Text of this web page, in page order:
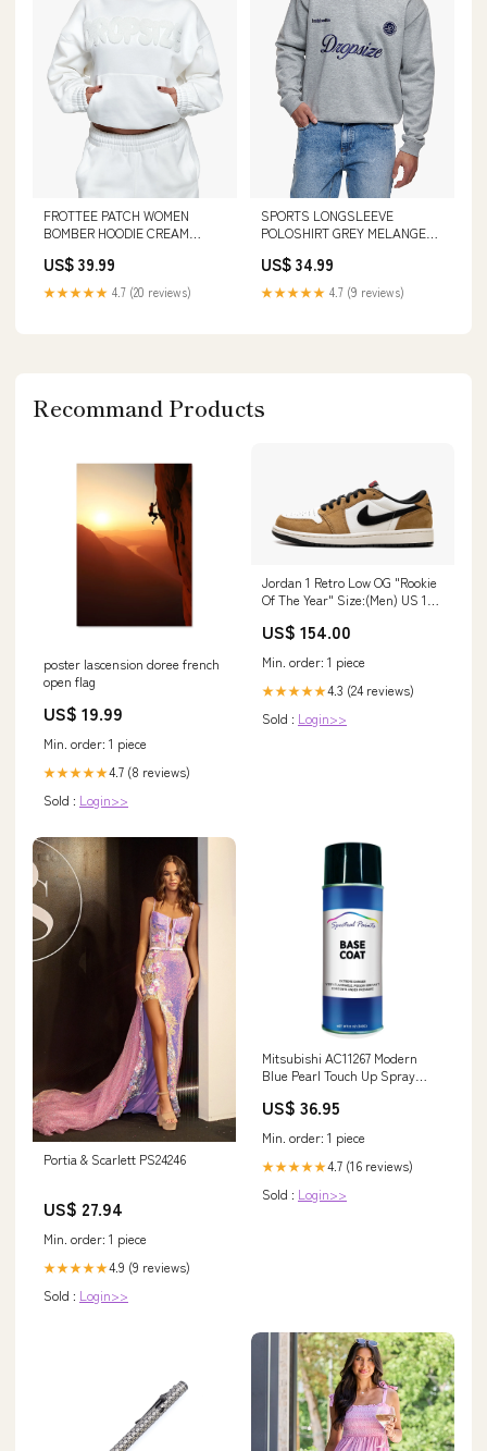
FROTTEE PATCH WOMEN
BOMBER HOODIE CREAM
US$ 39.99
★★★★★ 4.7 (20 reviews)
SPORTS LONGSLEEVE
POLOSHIRT GREY MELANGE
US$ 34.99
★★★★★ 4.7 (9 reviews)
Recommand Products
poster lascension doree french
open flag
US$ 19.99
Min. order: 1 piece
★★★★★4.7 (8 reviews)
Sold : Login>>
Jordan 1 Retro Low OG "Rookie
Of The Year" Size:(Men) US 11 /
US$ 154.00
Min. order: 1 piece
★★★★★4.3 (24 reviews)
Sold : Login>>
Portia & Scarlett PS24246
US$ 27.94
Min. order: 1 piece
★★★★★4.9 (9 reviews)
Sold : Login>>
Mitsubishi AC11267 Modern
Blue Pearl Touch Up Spray
US$ 36.95
Min. order: 1 piece
★★★★★4.7 (16 reviews)
Sold : Login>>